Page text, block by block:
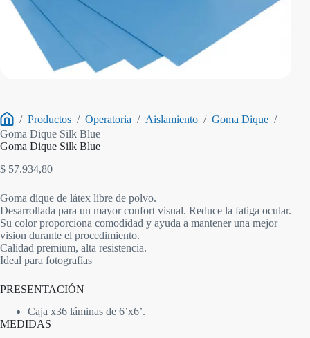
Inicio
/ Productos / Operatoria / Aislamiento / Goma Dique /
Goma Dique Silk Blue
Goma Dique Silk Blue
$ 57.934,80
Goma dique de látex libre de polvo.
Desarrollada para un mayor confort visual. Reduce la fatiga ocular.
Su color proporciona comodidad y ayuda a mantener una mejor
vision durante el procedimiento.
Calidad premium, alta resistencia.
Ideal para fotografías
PRESENTACIÓN
Caja x36 láminas de 6’x6’.
MEDIDAS